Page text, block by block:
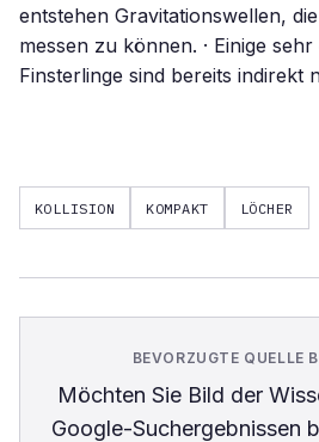
entstehen Gravitationswellen,
messen zu können. · Einige
Finsterlinge sind bereits indirekt
KOLLISION KOMPAKT LÖCHER
BEVORZUGTE QUELLE
Möchten Sie Bild der
Google-Suchergebnissen